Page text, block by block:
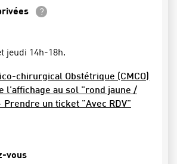
En savoir plus
jeudi 14h-18h.
chirurgical Obstétrique (CMCO)
l’affichage au sol "rond jaune /
un ticket "Avec RDV"
vous